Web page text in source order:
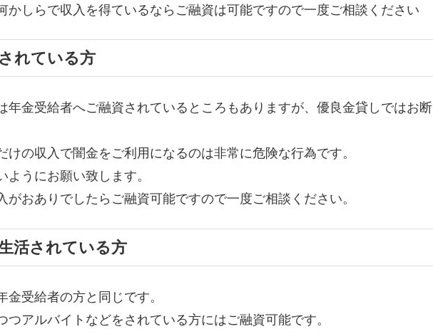
かしらで収入を得ているならご融資は可能ですので一度ご相談ください
れている方
年金受給者へご融資されているところもありますが、優良金貸しではお断
けの収入で闇金をご利用になるのは非常に危険な行為です。
うにお願い致します。
がおありでしたらご融資可能ですので一度ご相談ください。
活されている方
金受給者の方と同じです。
つアルバイトなどをされている方にはご融資可能です。